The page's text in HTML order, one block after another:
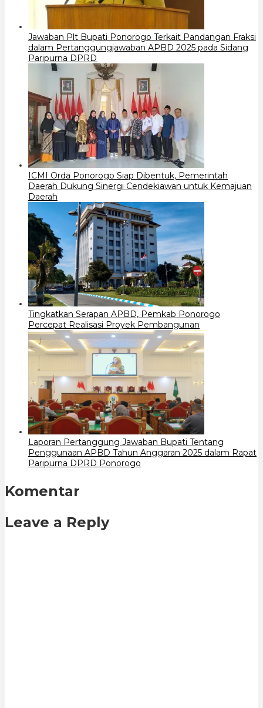
Jawaban Plt Bupati Ponorogo Terkait Pandangan Fraksi
dalam Pertanggungjawaban APBD 2025 pada Sidang
Paripurna DPRD
ICMI Orda Ponorogo Siap Dibentuk, Pemerintah
Daerah Dukung Sinergi Cendekiawan untuk Kemajuan
Daerah
Tingkatkan Serapan APBD, Pemkab Ponorogo
Percepat Realisasi Proyek Pembangunan
Laporan Pertanggung Jawaban Bupati Tentang
Penggunaan APBD Tahun Anggaran 2025 dalam Rapat
Paripurna DPRD Ponorogo
Komentar
Leave a Reply